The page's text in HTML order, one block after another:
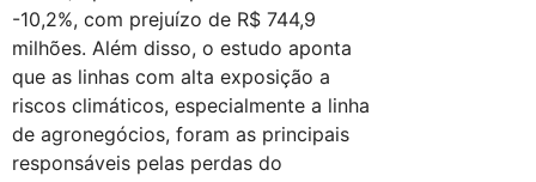
-10,2%, com prejuízo de R$ 744,9
milhões. Além disso, o estudo aponta
que as linhas com alta exposição a
riscos climáticos, especialmente a linha
de agronegócios, foram as principais
responsáveis pelas perdas do